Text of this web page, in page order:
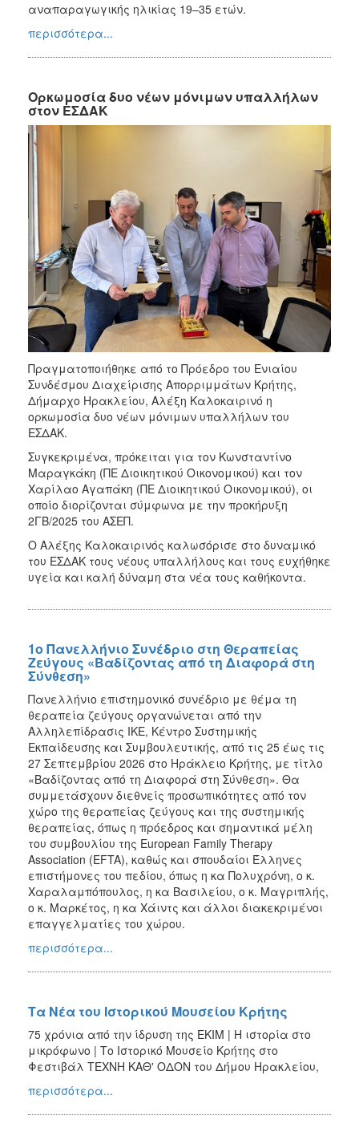
αναπαραγωγικής ηλικίας 19–35 ετών.
περισσότερα...
Ορκωμοσία δυο νέων μόνιμων υπαλλήλων
στον ΕΣΔΑΚ
Πραγματοποιήθηκε από το Πρόεδρο του Ενιαίου
Συνδέσμου Διαχείρισης Απορριμμάτων Κρήτης,
Δήμαρχο Ηρακλείου, Αλέξη Καλοκαιρινό η
ορκωμοσία δυο νέων μόνιμων υπαλλήλων του
ΕΣΔΑΚ.
Συγκεκριμένα, πρόκειται για τον Κωνσταντίνο
Μαραγκάκη (ΠΕ Διοικητικού Οικονομικού) και τον
Χαρίλαο Αγαπάκη (ΠΕ Διοικητικού Οικονομικού), οι
οποίο διορίζονται σύμφωνα με την προκήρυξη
2ΓΒ/2025 του ΑΣΕΠ.
Ο Αλέξης Καλοκαιρινός καλωσόρισε στο δυναμικό
του ΕΣΔΑΚ τους νέους υπαλλήλους και τους ευχήθηκε
υγεία και καλή δύναμη στα νέα τους καθήκοντα.
1ο Πανελλήνιο Συνέδριο στη Θεραπείας
Ζεύγους «Βαδίζοντας από τη Διαφορά στη
Σύνθεση»
Πανελλήνιο επιστημονικό συνέδριο με θέμα τη
θεραπεία ζεύγους οργανώνεται από την
Αλληλεπίδρασις ΙΚΕ, Κέντρο Συστημικής
Εκπαίδευσης και Συμβουλευτικής, από τις 25 έως τις
27 Σεπτεμβρίου 2026 στο Ηράκλειο Κρήτης, με τίτλο
«Βαδίζοντας από τη Διαφορά στη Σύνθεση». Θα
συμμετάσχουν διεθνείς προσωπικότητες από τον
χώρο της θεραπείας ζεύγους και της συστημικής
θεραπείας, όπως η πρόεδρος και σημαντικά μέλη
του συμβουλίου της European Family Therapy
Association (EFTA), καθώς και σπουδαίοι Έλληνες
επιστήμονες του πεδίου, όπως η κα Πολυχρόνη, ο κ.
Χαραλαμπόπουλος, η κα Βασιλείου, ο κ. Μαγριπλής,
ο κ. Μαρκέτος, η κα Χάιντς και άλλοι διακεκριμένοι
επαγγελματίες του χώρου.
περισσότερα...
Τα Νέα του Ιστορικού Μουσείου Κρήτης
75 χρόνια από την ίδρυση της ΕΚΙΜ | Η ιστορία στο
μικρόφωνο | Το Ιστορικό Μουσείο Κρήτης στο
Φεστιβάλ ΤΕΧΝΗ ΚΑΘ' ΟΔΟΝ του Δήμου Ηρακλείου,
περισσότερα...